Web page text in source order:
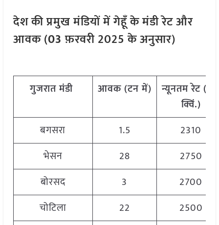
देशकीप्रमुखमंडियोंमेंगेहूँकेमंडीरेटऔर
आवक(03फ़रवरी2025 केअनुसार)
गुजरातमंडी आवक(टनमें) न्यूनतमरेट(
क्विं.)
बगसरा
1.5
2310
भेसन
28
2750
बोरसद
3
2700
चोटिला
22
2500